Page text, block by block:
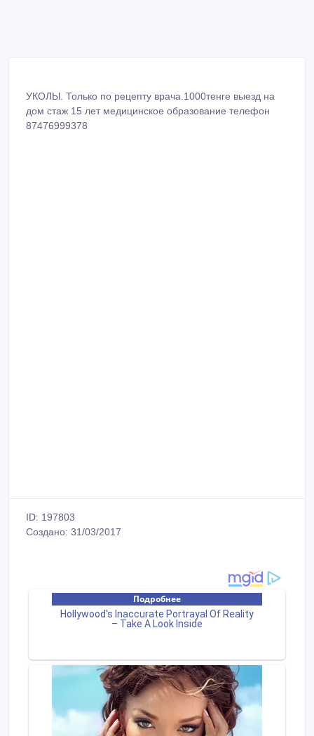
УКОЛЫ. Только по рецепту врача.1000тенге выезд на
дом стаж 15 лет медицинское образование телефон
87476999378
ID: 197803
Создано: 31/03/2017